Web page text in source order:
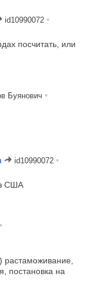
id10990072 •
посчитать, или
Буянович •
id10990072 •
США
•
растаможивание,
постановка на